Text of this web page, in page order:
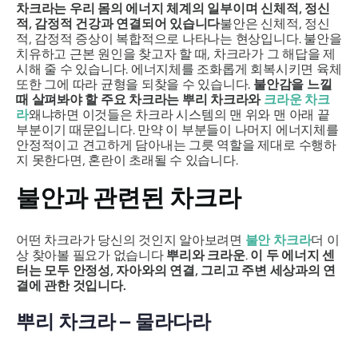
차크라는 우리 몸의 에너지 체계의 일부이며 신체적, 정신
적, 감정적 건강과 연결되어 있습니다불안은 신체적, 정신
적, 감정적 증상이 복합적으로 나타나는 현상입니다. 불안을
치유하고 근본 원인을 찾고자 할 때, 차크라가 그 해답을 제
시해 줄 수 있습니다. 에너지체를 조화롭게 회복시키면 육체
또한 그에 따라 균형을 되찾을 수 있습니다. 불안감을 느낄
때 살펴봐야 할 주요 차크라는 뿌리 차크라와 크라운 차크
라왜냐하면 이것들은 차크라 시스템의 맨 위와 맨 아래 끝
부분이기 때문입니다. 만약 이 부분들이 나머지 에너지체를
안정적이고 견고하게 담아내는 그릇 역할을 제대로 수행하
지 못한다면, 혼란이 초래될 수 있습니다.
불안과 관련된 차크라
어떤 차크라가 당신의 것인지 알아보려면 불안 차크라더 이
상 찾아볼 필요가 없습니다 뿌리와 크라운. 이 두 에너지 센
터는 모두 안정성, 자아와의 연결, 그리고 주변 세상과의 연
결에 관한 것입니다.
뿌리 차크라 – 물라다라